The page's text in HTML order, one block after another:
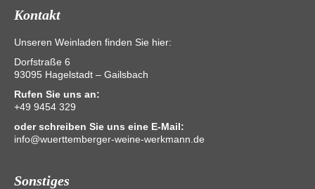
Kontakt
Unseren Weinladen finden Sie hier:
Dorfstraße 6
93095 Hagelstadt – Gailsbach
Rufen Sie uns an:
+49 9454 329
oder schreiben Sie uns eine E-Mail:
info@wuerttemberger-weine-werkmann.de
Sonstiges